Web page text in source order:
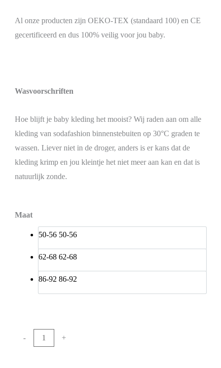
Al onze producten zijn OEKO-TEX (standaard 100) en CE
gecertificeerd en dus 100% veilig voor jou baby.
Wasvoorschriften
Hoe blijft je baby kleding het mooist? Wij raden aan om alle
kleding van sodafashion binnenstebuiten op 30°C graden te
wassen. Liever niet in de droger, anders is er kans dat de
kleding krimp en jou kleintje het niet meer aan kan en dat is
natuurlijk zonde.
Maat
50-56 50-56
62-68 62-68
86-92 86-92
- +